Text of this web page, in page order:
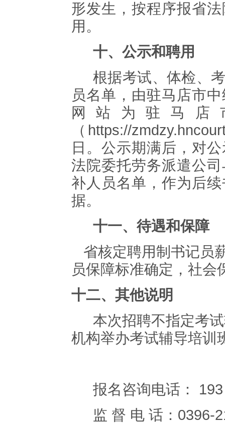
形发生，按程序报省
用。
十、 公示和聘用
根据考试、体检、
员名单，由驻马店市
网站为驻马店
（ https://
日。公示期满后，对
法院委托劳务派遣公
补人员名单，作为后
据。
十一、待遇和保障
省核定聘用制书记员
员保障标准确定，社会
十二、 其他说明
本次招聘不指定考
机构举办考试辅导培训
报名咨询电话：
监 督 电 话： 0396-